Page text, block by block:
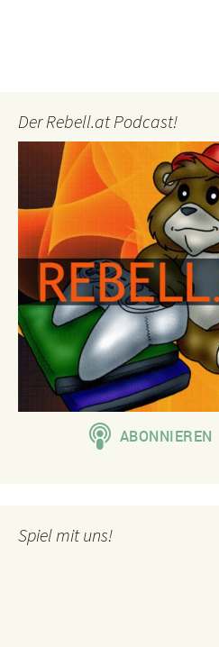
Der Rebell.at Podcast!
Spiel mit uns!